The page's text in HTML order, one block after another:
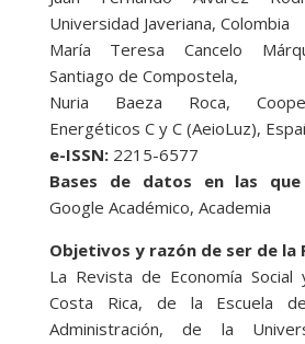
Universidad Javeriana, Colombia
María Teresa Cancelo
Santiago de Compostela,
Nuria Baeza Roca,
Energéticos C y C (AeioLuz),
e-ISSN:2215-6577
Bases de datos en las
Google Académico, Academia
Objetivos y razón de ser de la
La Revista de Economía Social
Costa Rica, de la Escuela
Administración, de la